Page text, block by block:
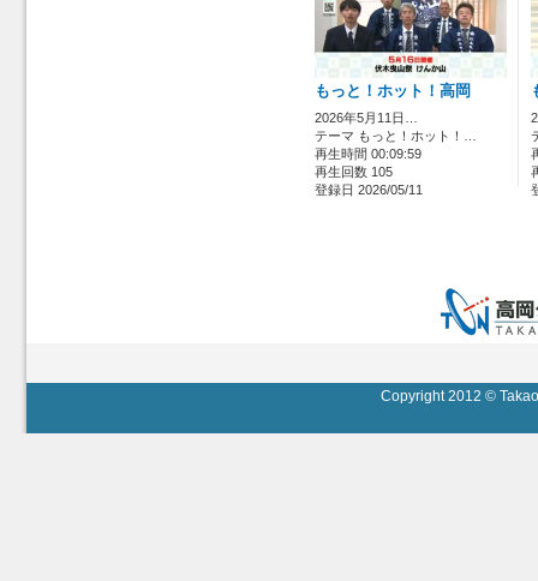
もっと！ホット！高岡
2026年5月11日…
テーマ もっと！ホット！…
再生時間 00:09:59
再生回数 105
登録日 2026/05/11
Copyright 2012 ©